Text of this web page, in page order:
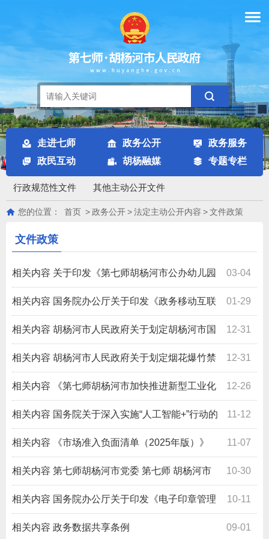
走进七师 政务公开
政务服务
政民互动
胡杨融媒 专题专栏
行政规范性文件 其他主动公开文件
您的位置： 首页 >政务公开>法定主动公开内容 >文件政策
文件政策
03-04
相关内容 关于印发《第七师胡杨河市公办幼儿园
和非营利性民办幼儿园收费标准》的通知 01-29
相关内容 国务院办公厅关于印发《政务移动互联
网应用程序规范化管理办法》的通知 12-31
相关内容 胡杨河市人民政府关于划定胡杨河市国
三及以下排放标准柴油货车限行区域的通告 12-31
相关内容 胡杨河市人民政府关于划定烟花爆竹禁
放区的通告 12-26
相关内容 《第七师胡杨河市加快推进新型工业化
三年行动方案 （2025—2027 年）》（师市规发〔2025〕
2 号）
11-12
相关内容 国务院关于深入实施“人工智能+”行动的
意见 11-07
相关内容 《市场准入负面清单（2025年版）》
10-30
相关内容 第七师胡杨河市党委 第七师 胡杨河市
人民政府关于表彰2025年度三八红旗手标兵、 三八红旗手
（集体）的决定
10-11
相关内容 国务院办公厅关于印发《电子印章管理
办法》的通知 09-01
相关内容 政务数据共享条例